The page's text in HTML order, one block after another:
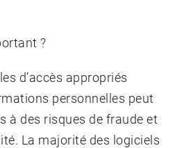
?
d’accès appropriés
personnelles peut
à des risques de fraude et
La majorité des logiciels